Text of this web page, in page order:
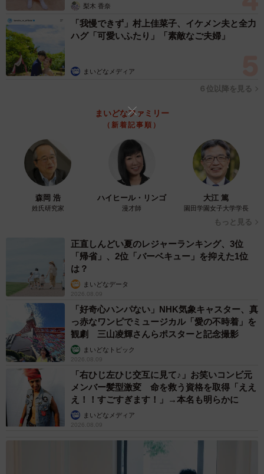
なをクスッとさせられてよかったと思ってます。あと、バ
ズりすぎて高校の友達にアカウントがバレる事件もありま
した。
――今回の出来事は、ネット・SNS全盛期の現代では意外
にあるあるなことのようにも思えました。これまでにも似
たようなことはあったりしましたか？
よまわりさん：今回のようなことは初めてですね。深夜２
時くらいのことだったので、多分頭が働いてなかったんだ
と思います。
◇ ◇
すが、それでたくさんの人たちから注目される結果となっ
たことは、ある意味けがの功名といえるかもしれません
ね。
また、なくしてしまったというイヤホン。しばらくの間、
どこにあるのかさえ分からなかったとのことですが、つい
に見つかったそう。
梨木 香奈
「我慢できず」村上佳菜子、イケメン夫と全力
ハグ「可愛いふたり」「素敵なご夫婦」
まいどなメディア
６位以降を見る
まいどなファミリー
（新着記事順）
森岡 浩
姓氏研究家
ハイヒール・リンゴ
漫才師
大江 篤
園田学園女子大学学長
もっと見る
正直しんどい夏のレジャーランキング、3位
「帰省」、2位「バーベキュー」を抑えた1位
は？
まいどなデータ
2026.08.09
「好奇心ハンパない」NHK気象キャスター、真
っ赤なワンピでミュージカル「愛の不時着」を
観劇 三山凌輝さんらポスターと記念撮影
まいどなトピック
2026.08.09
「右ひじ左ひじ交互に見て♪」お笑いコンビ元
メンバー髪型激変 命を救う資格を取得「ええ
え！！すごすぎます！」→本名も明らかに
まいどなメディア
2026.08.09